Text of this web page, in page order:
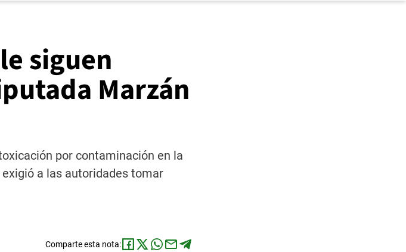
siguen
Marzán
por contaminación en la
a las autoridades tomar
Comparte esta nota: